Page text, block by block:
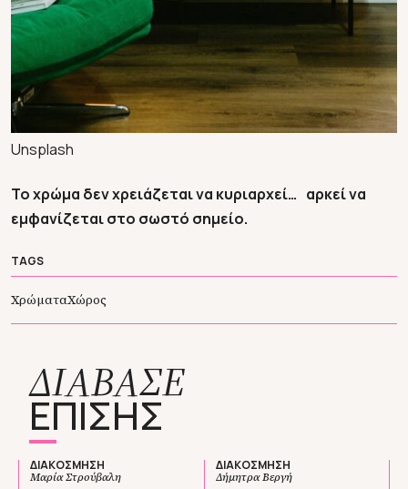
Unsplash
Το χρώμα δεν χρειάζεται να κυριαρχεί… αρκεί να
εμφανίζεται στο σωστό σημείο.
TAGS
ΧρώματαΧώρος
ΔΙΑΒΑΣΕ
ΕΠΙΣΗΣ
ΔΙΑΚΟΣΜΗΣΗ
Μαρία Στρούβαλη
ΔΙΑΚΟΣΜΗΣΗ
Δήμητρα Βεργή